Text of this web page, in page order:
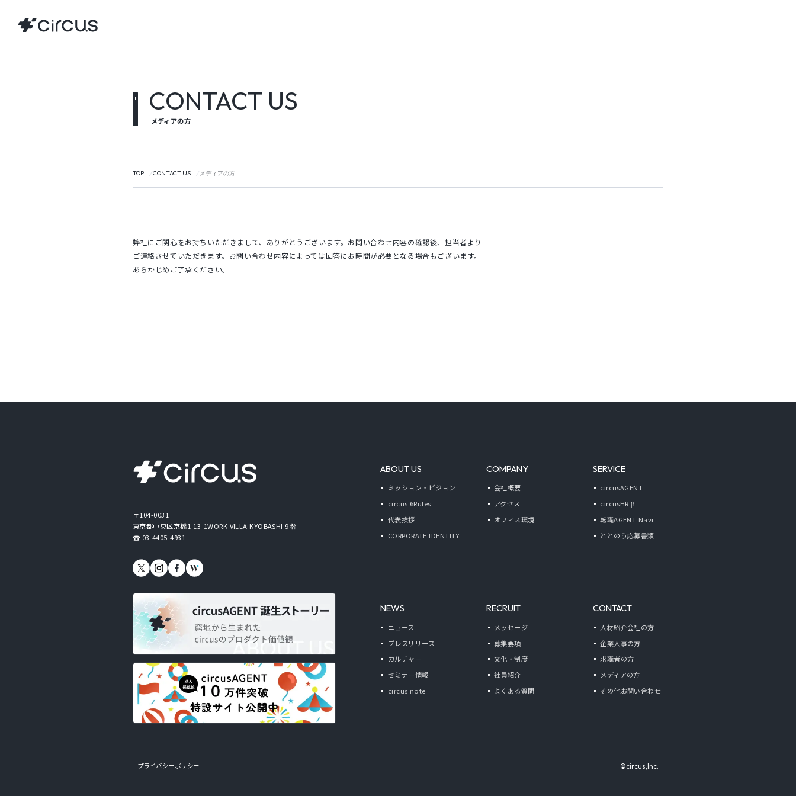
CONTACT US
メディアの方
TOP CONTACT US メディアの方
弊社にご関心をお持ちいただきまして、ありがとうございます。お問い合わせ内容の確認後、担当者より
ご連絡させていただきます。お問い合わせ内容によっては回答にお時間が必要となる場合もございます。
あらかじめご了承ください。
〒104-0031
東京都中央区京橋1-13-1WORK VILLA KYOBASHI 9階
03-4405-4931
ABOUT US
ミッション・ビジョン
circus 6Rules
代表挨拶
CORPORATE IDENTITY
COMPANY
会社概要
アクセス
オフィス環境
SERVICE
circusAGENT
circusHR β
転職AGENT Navi
ととのう応募書類
NEWS
ニュース
プレスリリース
カルチャー
セミナー情報
circus note
RECRUIT
メッセージ
募集要項
文化・制度
社員紹介
よくある質問
CONTACT
人材紹介会社の方
企業人事の方
求職者の方
メディアの方
その他お問い合わせ
プライバシーポリシー ©circus,Inc.